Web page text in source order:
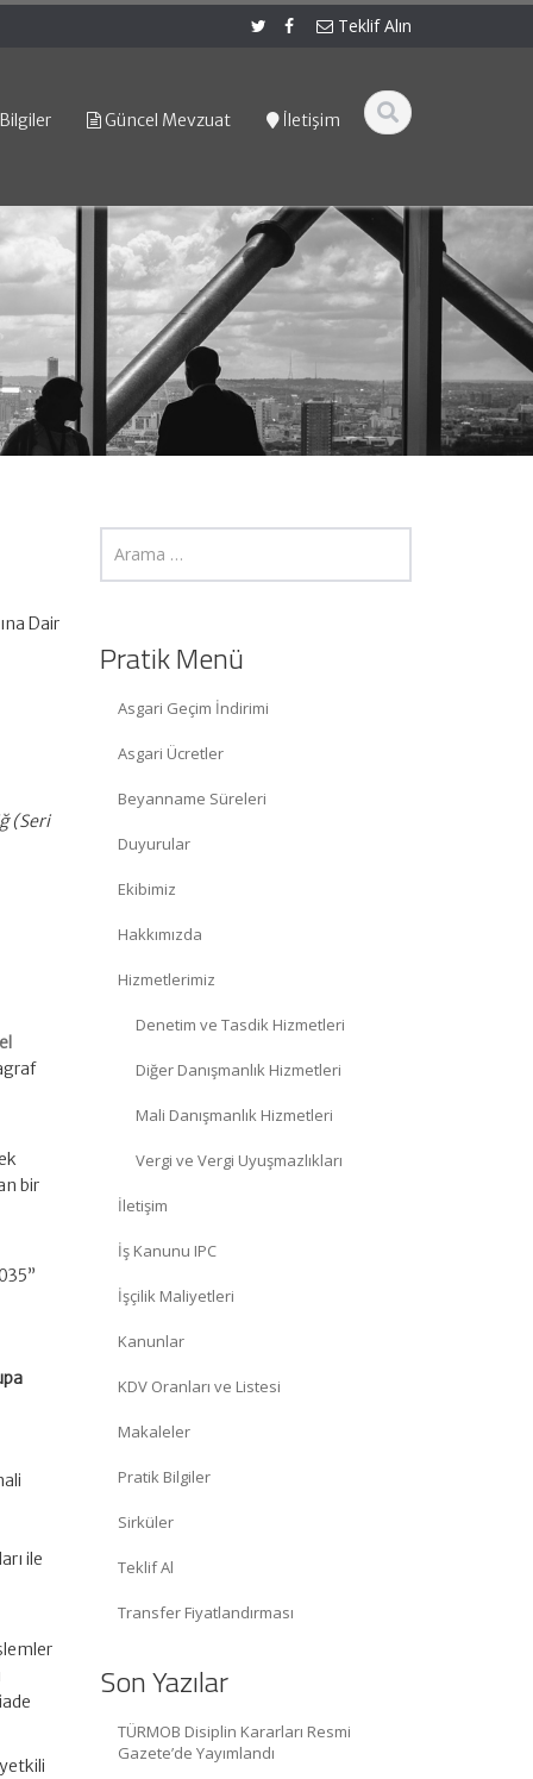
Teklif Alın
Güncel Mevzuat İletişim
Dair
(Seri
bir
ile
Pratik Menü
Asgari Geçim İndirimi
Asgari Ücretler
Beyanname Süreleri
Duyurular
Ekibimiz
Hakkımızda
Hizmetlerimiz
Denetim ve Tasdik Hizmetleri
Diğer Danışmanlık Hizmetleri
Mali Danışmanlık Hizmetleri
Vergi ve Vergi Uyuşmazlıkları
İletişim
İş Kanunu IPC
İşçilik Maliyetleri
Kanunlar
KDV Oranları ve Listesi
Makaleler
Pratik Bilgiler
Sirküler
Teklif Al
Transfer Fiyatlandırması
Son Yazılar
TÜRMOB Disiplin Kararları Resmi
Gazete’de Yayımlandı